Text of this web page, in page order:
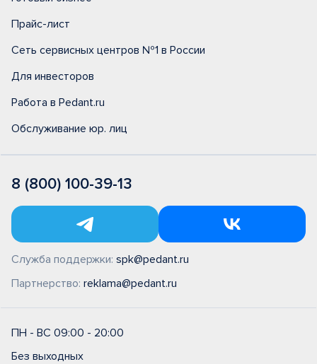
Прайс-лист
Сеть сервисных центров №1 в России
Для инвесторов
Работа в Pedant.ru
Обслуживание юр. лиц
8 (800) 100-39-13
Служба поддержки: spk@pedant.ru
Партнерство: reklama@pedant.ru
ПН - ВС 09:00 - 20:00
Без выходных